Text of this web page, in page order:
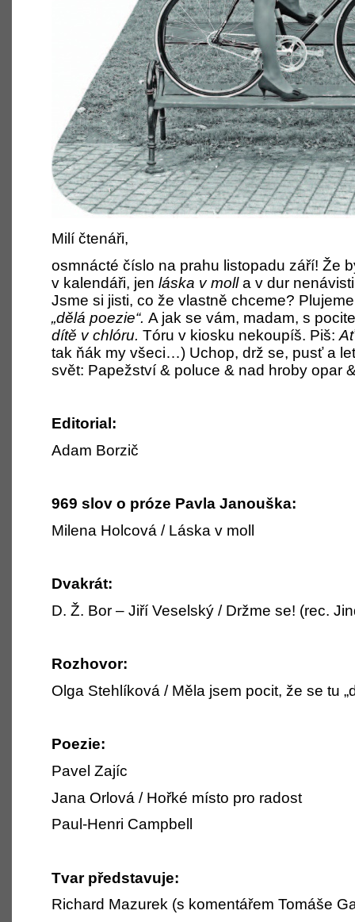
Milí čtenáři,
osmnácté číslo na prahu listopadu září! Že
v kalendáři, jen láska v molla v dur
Jsme si jisti, co že vlastně chceme?
„dělá poezie“. A jak se vám, madam, s
dítě v chlóru. Tóru v kiosku nekoupíš. Piš:
tak ňák my všeci…) Uchop, drž se, pusť a
svět: Papežství & poluce & nad hroby opar
Editorial:
Adam Borzič
969 slov o próze Pavla Janouška:
Milena Holcová / Láska v moll
Dvakrát:
D. Ž. Bor – Jiří Veselský / Držme se! (rec.
Rozhovor:
Olga Stehlíková / Měla jsem pocit, že se tu
Poezie:
Pavel Zajíc
Jana Orlová / Hořké místo pro radost
Paul-Henri Campbell
Tvar představuje:
Richard Mazurek (s komentářem Tomáše